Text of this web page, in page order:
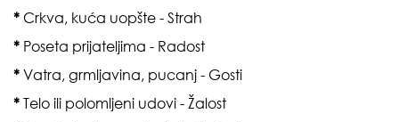
* Crkva, kuća uopšte - Strah
* Poseta prijateljima - Radost
* Vatra, grmljavina, pucanj - Gosti
* Telo ili polomljeni udovi - Žalost